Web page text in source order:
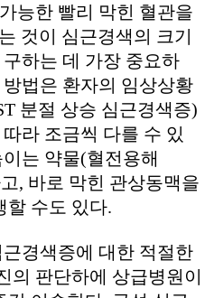
능한 빨리 막힌 혈관을
것이 심근경색의 크기
하는 데 가장 중요하
법은 환자의 임상상황
분절 상승 심근경색증)
라 조금씩 다를 수 있
는 약물(혈전용해
, 바로 막힌 관상동맥을
할 수도 있다.
경색증에 대한 적절한
의 판단하에 상급병원이